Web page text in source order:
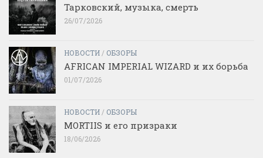
Тарковский, музыка, смерть
26/07/2026
НОВОСТИ / ОБЗОРЫ
AFRICAN IMPERIAL WIZARD и их борьба
01/07/2026
НОВОСТИ / ОБЗОРЫ
MORTIIS и его призраки
18/06/2026